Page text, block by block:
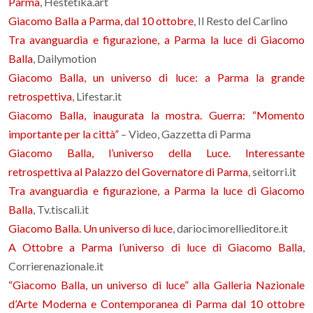
Giacomo Balla a Parma, dal 10 ottobre, Il Resto del Carlino
Tra avanguardia e figurazione, a Parma la luce di Giacomo
Balla, Dailymotion
Giacomo Balla, un universo di luce: a Parma la grande
retrospettiva, Lifestar.it
Giacomo Balla, inaugurata la mostra. Guerra: “Momento
importante per la città” – Video, Gazzetta di Parma
Giacomo Balla, l’universo della Luce. Interessante
retrospettiva al Palazzo del Governatore di Parma, seitorri.it
Tra avanguardia e figurazione, a Parma la luce di Giacomo
Balla, Tv.tiscali.it
Giacomo Balla. Un universo di luce, dariocimorellieditore.it
A Ottobre a Parma l’universo di luce di Giacomo Balla,
Corrierenazionale.it
“Giacomo Balla, un universo di luce” alla Galleria Nazionale
d’Arte Moderna e Contemporanea di Parma dal 10 ottobre